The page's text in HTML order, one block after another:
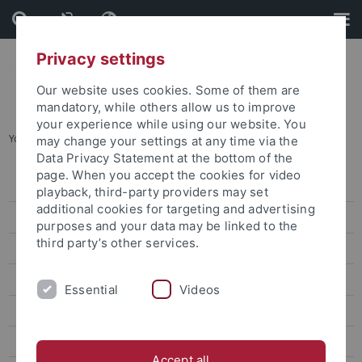
Skip
to
content
Skip
to
footer
You are here: Startseite ... Dies Universitatis
Veranstaltungen
Veranstaltungskalender
Zentrale Veranstaltungen
Dies Universitatis
Science & Innovation Days
Privacy settings
Our website uses cookies. Some of them are
mandatory, while others allow us to improve
your experience while using our website. You
may change your settings at any time via the
Data Privacy Statement at the bottom of the
page. When you accept the cookies for video
playback, third-party providers may set
additional cookies for targeting and advertising
purposes and your data may be linked to the
third party’s other services.
Essential Videos